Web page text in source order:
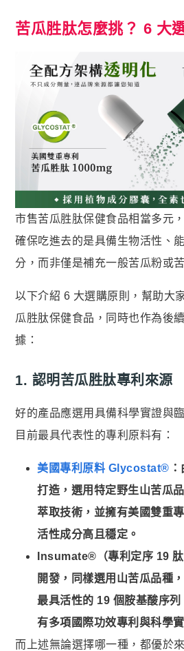
官方Line
客服專線
06-2085503
AM10:00 ~ PM06:00
苦瓜胜肽怎麼挑？ 6 大
市售苦瓜胜肽保健食品相當多元
確保吃進去的是具備生物活性、
分，而非僅是補充一般苦瓜粉或
以下介紹 6 大選購原則，幫助大
瓜胜肽保健食品，同時也作為後
據：
1. 認明苦瓜胜肽專利來源
好的產品應選用具備科學實證與
目前最具代表性的專利原料有：
美國專利原料 Glycostat®
打造，選用特定野生山苦瓜
萃取技術，並擁有美國雙重
活性成分高且穩定。
Insumate®（專利定序 19
開發，同樣選用山苦瓜品種
最具活性的 19 個胺基酸序
有多項國際功效專利與科學
而上述無論選擇哪一種，都優於